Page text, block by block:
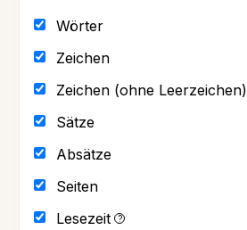
Wörter
Zeichen
Zeichen (ohne Leerzeichen)
Sätze
Absätze
Seiten
Lesezeit
?